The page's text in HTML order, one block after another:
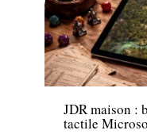
High-Tech
JDR maison :
tactile